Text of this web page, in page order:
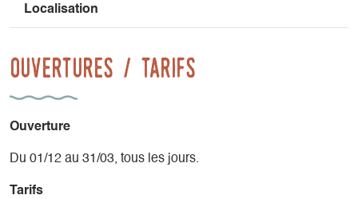
Localisation
Ouvertures / tarifs
Ouverture
Du 01/12 au 31/03, tous les jours.
Tarifs